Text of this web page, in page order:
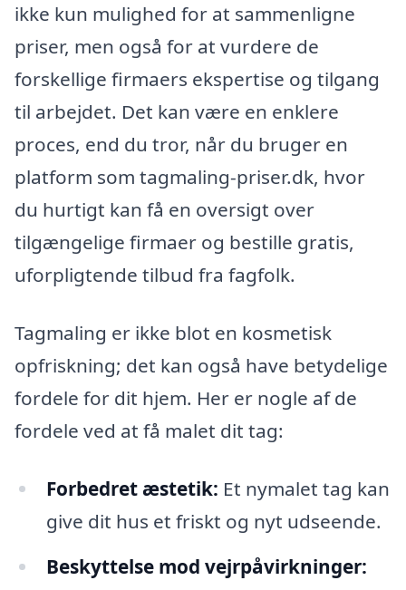
ikke kun mulighed for at sammenligne
priser, men også for at vurdere de
forskellige firmaers ekspertise og tilgang
til arbejdet. Det kan være en enklere
proces, end du tror, når du bruger en
platform som tagmaling-priser.dk, hvor
du hurtigt kan få en oversigt over
tilgængelige firmaer og bestille gratis,
uforpligtende tilbud fra fagfolk.
Tagmaling er ikke blot en kosmetisk
opfriskning; det kan også have betydelige
fordele for dit hjem. Her er nogle af de
fordele ved at få malet dit tag:
Forbedret æstetik: Et nymalet tag kan
give dit hus et friskt og nyt udseende.
Beskyttelse mod vejrpåvirkninger: